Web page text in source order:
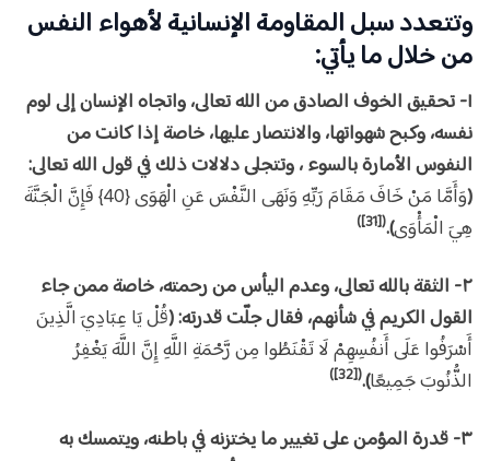
وتتعدد سبل المقاومة الإنسانية لأهواء النفس
من خلال ما يأتي:
١- تحقيق الخوف الصادق من الله تعالى، واتجاه الإنسان إلى لوم
نفسه، وكبح شهواتها، والانتصار عليها، خاصة إذا كانت من
النفوس الأمارة بالسوء ، وتتجلى دلالات ذلك في قول الله تعالى:
(
وَأَمَّا مَنْ خَافَ مَقَامَ رَبِّهِ وَنَهَى النَّفْسَ عَنِ الْهَوَى {40} فَإِنَّ الْجَنَّةَ
هِيَ الْمَأْوَى).
([31])
٢- الثقة بالله تعالى، وعدم اليأس من رحمته، خاصة ممن جاء
القول الكريم في شأنهم، فقال جلّت قدرته: (قُلْ يَا عِبَادِيَ الَّذِينَ
أَسْرَفُوا عَلَى أَنفُسِهِمْ لَا تَقْنَطُوا مِن رَّحْمَةِ اللَّهِ إِنَّ اللَّهَ يَغْفِرُ
الذُّنُوبَ جَمِيعًا).
([32])
٣- قدرة المؤمن على تغيير ما يختزنه في باطنه، ويتمسك به